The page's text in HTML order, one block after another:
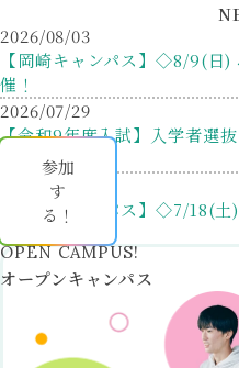
2026/08/03
【岡崎キャンパス】◇8/9(日)
催！
2026/07/29
【令和9年度入試】入学者選
しました
2026/07/16
【岡崎キャンパス】◇7/18(
催！
2026/05/24
【岡崎キャンパス】◇6/14(日)
2026/04/17
学生証再交付手数料の改定に
オープンキャンパス
参加
す
る！